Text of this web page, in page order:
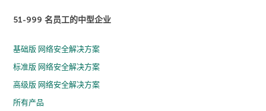
51-999 名员工的中型企业
基础版 网络安全解决方案
标准版 网络安全解决方案
高级版 网络安全解决方案
所有产品